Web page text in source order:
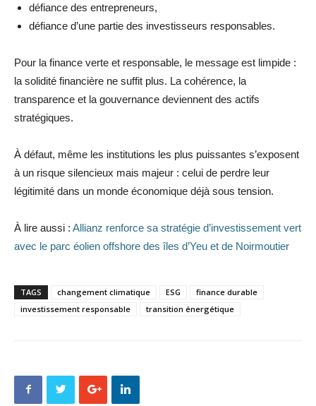
défiance des entrepreneurs,
défiance d’une partie des investisseurs responsables.
Pour la finance verte et responsable, le message est limpide :
la solidité financière ne suffit plus. La cohérence, la
transparence et la gouvernance deviennent des actifs
stratégiques.
À défaut, même les institutions les plus puissantes s’exposent
à un risque silencieux mais majeur : celui de perdre leur
légitimité dans un monde économique déjà sous tension.
À lire aussi : Allianz renforce sa stratégie d’investissement vert
avec le parc éolien offshore des îles d’Yeu et de Noirmoutier
TAGS changement climatique ESG
finance durable
investissement responsable
transition énergétique